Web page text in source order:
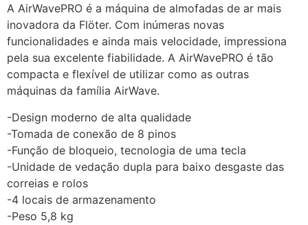
A AirWavePRO é a máquina de almofadas de ar mais
inovadora da Flöter. Com inúmeras novas
funcionalidades e ainda mais velocidade, impressiona
pela sua excelente fiabilidade. A AirWavePRO é tão
compacta e flexível de utilizar como as outras
máquinas da família AirWave.
-Design moderno de alta qualidade
-Tomada de conexão de 8 pinos
-Função de bloqueio, tecnologia de uma tecla
-Unidade de vedação dupla para baixo desgaste das
correias e rolos
-4 locais de armazenamento
-Peso 5,8 kg